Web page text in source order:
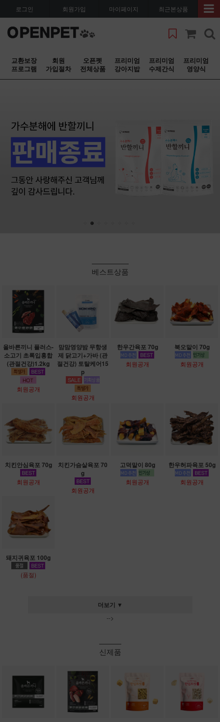
로그인 회원가입 마이페이지 최근본상품
교환보장
프로그램
회원
가입절차
오픈펫
전체상품
프리미엄
강아지밥
프리미엄
수제간식
프리미엄
영양식
베스트상품
올바른끼니 플러스-
소고기 초록입홍합
(관절건강)1.2kg
회원공개
맘맘영양밤 무항생
제 닭고기+가바 (관
절건강) 토탈케어15
p
회원공개
한우간육포 70g
회원공개
북오말이 70g
회원공개
치킨안심육포 70g
회원공개
치킨가슴살육포 70
g
회원공개
고덕말이 80g
회원공개
한우허파육포 50g
회원공개
돼지귀육포 100g
(품절)
더보기 ▼
-->
신제품